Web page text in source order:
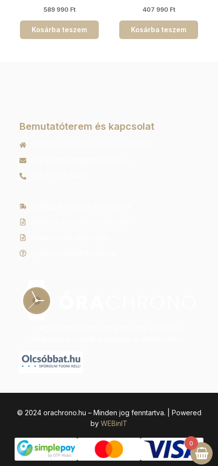
589 990 Ft
Kosárba teszem
407 990 Ft
Kosárba teszem
Bemutatóterem és kapcsolat
© 2024 orachrono.hu – Minden jog fenntartva. | Powered
by WEBinIT
0